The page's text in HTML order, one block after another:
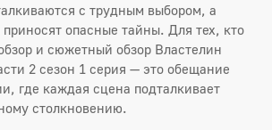
с трудным выбором, а
опасные тайны. Для тех, кто
и сюжетный обзор Властелин
2 сезон 1 серия — это обещание
где каждая сцена подталкивает
столкновению.